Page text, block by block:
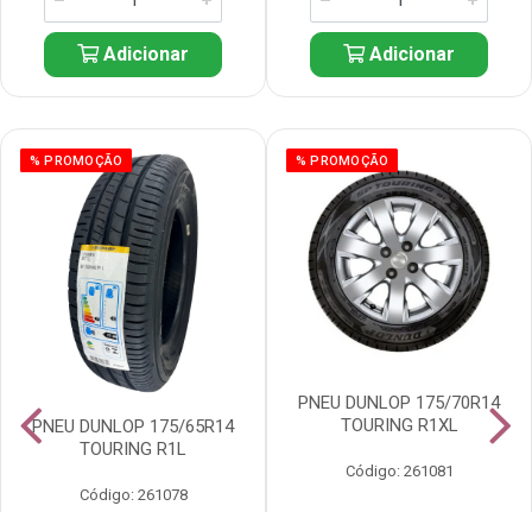
Adicionar Adicionar
% PROMOÇÃO
PNEU DUNLOP 175/65R14
TOURING R1L
Código: 261078
% PROMOÇÃO
PNEU DUNLOP 175/70R14
TOURING R1XL
Código: 261081